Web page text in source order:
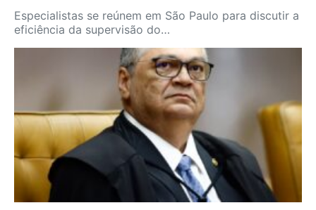
Especialistas se reúnem em São Paulo para discutir a
eficiência da supervisão do…